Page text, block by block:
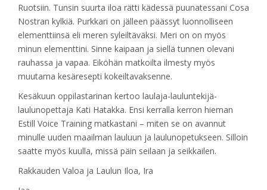
Ruotsiin. Tunsin suurta iloa rätti kädessä puunatessani Cosa
Nostran kylkiä. Purkkari on jälleen päässyt luonnolliseen
elementtiinsä eli meren syleiltäväksi. Meri on on myös
minun elementtini. Sinne kaipaan ja siellä tunnen olevani
rauhassa ja vapaa. Eiköhän matkoilta ilmesty myös
muutama kesäresepti kokeiltavaksenne.
Kesäkuun oppilastarinan kertoo laulaja-lauluntekijä-
laulunopettaja Kati Hatakka. Ensi kerralla kerron hieman
Estill Voice Training matkastani – miten se on avannut
minulle uuden maailman lauluun ja laulunopetukseen. Silloin
saatte myös kuulla, missä päin seilaan ja seikkailen.
Rakkauden Valoa ja Laulun Iloa, Ira